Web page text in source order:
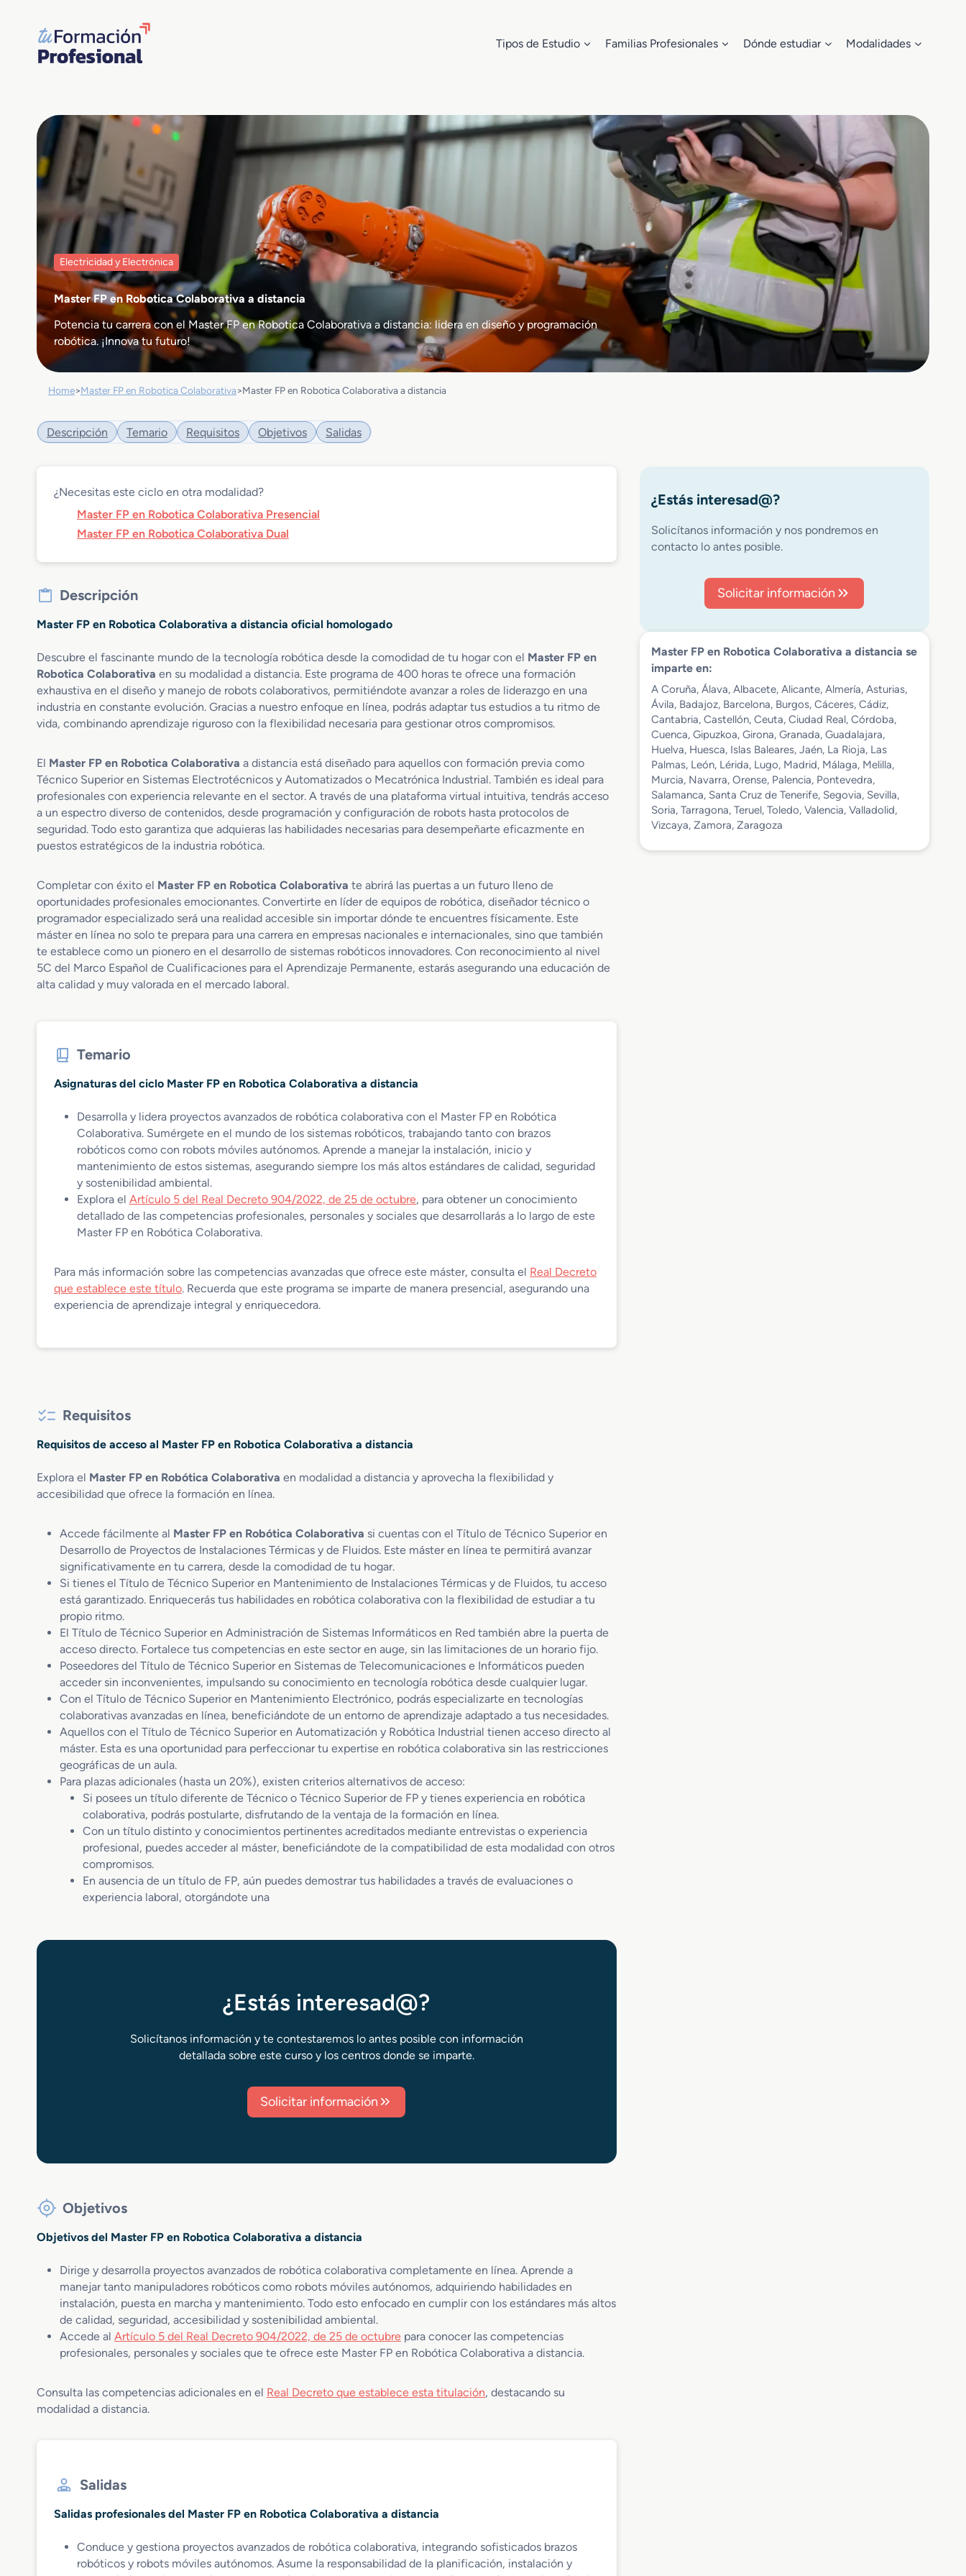
contenido
Tipos de Estudio Familias Profesionales Dónde estudiar Modalidades
Electricidad y Electrónica
Master FP en Robotica Colaborativa a distancia
Potencia tu carrera con el Master FP en Robotica Colaborativa a distancia: lidera en diseño y programación
robótica. ¡Innova tu futuro!
Home>Master FP en Robotica Colaborativa>Master FP en Robotica Colaborativa a distancia
Descripción Temario Requisitos Objetivos Salidas
¿Necesitas este ciclo en otra modalidad?
Master FP en Robotica Colaborativa Presencial
Master FP en Robotica Colaborativa Dual
Descripción
Master FP en Robotica Colaborativa a distancia oficial homologado
Descubre el fascinante mundo de la tecnología robótica desde la comodidad de tu hogar con el Master FP en
Robotica Colaborativa en su modalidad a distancia. Este programa de 400 horas te ofrece una formación
exhaustiva en el diseño y manejo de robots colaborativos, permitiéndote avanzar a roles de liderazgo en una
industria en constante evolución. Gracias a nuestro enfoque en línea, podrás adaptar tus estudios a tu ritmo de
vida, combinando aprendizaje riguroso con la flexibilidad necesaria para gestionar otros compromisos.
El Master FP en Robotica Colaborativa a distancia está diseñado para aquellos con formación previa como
Técnico Superior en Sistemas Electrotécnicos y Automatizados o Mecatrónica Industrial. También es ideal para
profesionales con experiencia relevante en el sector. A través de una plataforma virtual intuitiva, tendrás acceso
a un espectro diverso de contenidos, desde programación y configuración de robots hasta protocolos de
seguridad. Todo esto garantiza que adquieras las habilidades necesarias para desempeñarte eficazmente en
puestos estratégicos de la industria robótica.
Completar con éxito el Master FP en Robotica Colaborativa te abrirá las puertas a un futuro lleno de
oportunidades profesionales emocionantes. Convertirte en líder de equipos de robótica, diseñador técnico o
programador especializado será una realidad accesible sin importar dónde te encuentres físicamente. Este
máster en línea no solo te prepara para una carrera en empresas nacionales e internacionales, sino que también
te establece como un pionero en el desarrollo de sistemas robóticos innovadores. Con reconocimiento al nivel
5C del Marco Español de Cualificaciones para el Aprendizaje Permanente, estarás asegurando una educación de
alta calidad y muy valorada en el mercado laboral.
Temario
Asignaturas del ciclo Master FP en Robotica Colaborativa a distancia
Desarrolla y lidera proyectos avanzados de robótica colaborativa con el Master FP en Robótica
Colaborativa. Sumérgete en el mundo de los sistemas robóticos, trabajando tanto con brazos
robóticos como con robots móviles autónomos. Aprende a manejar la instalación, inicio y
mantenimiento de estos sistemas, asegurando siempre los más altos estándares de calidad, seguridad
y sostenibilidad ambiental.
Explora el Artículo 5 del Real Decreto 904/2022, de 25 de octubre, para obtener un conocimiento
detallado de las competencias profesionales, personales y sociales que desarrollarás a lo largo de este
Master FP en Robótica Colaborativa.
Para más información sobre las competencias avanzadas que ofrece este máster, consulta el Real Decreto
que establece este título. Recuerda que este programa se imparte de manera presencial, asegurando una
experiencia de aprendizaje integral y enriquecedora.
Requisitos
Requisitos de acceso al Master FP en Robotica Colaborativa a distancia
Explora el Master FP en Robótica Colaborativa en modalidad a distancia y aprovecha la flexibilidad y
accesibilidad que ofrece la formación en línea.
Accede fácilmente al Master FP en Robótica Colaborativa si cuentas con el Título de Técnico Superior en
Desarrollo de Proyectos de Instalaciones Térmicas y de Fluidos. Este máster en línea te permitirá avanzar
significativamente en tu carrera, desde la comodidad de tu hogar.
Si tienes el Título de Técnico Superior en Mantenimiento de Instalaciones Térmicas y de Fluidos, tu acceso
está garantizado. Enriquecerás tus habilidades en robótica colaborativa con la flexibilidad de estudiar a tu
propio ritmo.
El Título de Técnico Superior en Administración de Sistemas Informáticos en Red también abre la puerta de
acceso directo. Fortalece tus competencias en este sector en auge, sin las limitaciones de un horario fijo.
Poseedores del Título de Técnico Superior en Sistemas de Telecomunicaciones e Informáticos pueden
acceder sin inconvenientes, impulsando su conocimiento en tecnología robótica desde cualquier lugar.
Con el Título de Técnico Superior en Mantenimiento Electrónico, podrás especializarte en tecnologías
colaborativas avanzadas en línea, beneficiándote de un entorno de aprendizaje adaptado a tus necesidades.
Aquellos con el Título de Técnico Superior en Automatización y Robótica Industrial tienen acceso directo al
máster. Esta es una oportunidad para perfeccionar tu expertise en robótica colaborativa sin las restricciones
geográficas de un aula.
Para plazas adicionales (hasta un 20%), existen criterios alternativos de acceso:
Si posees un título diferente de Técnico o Técnico Superior de FP y tienes experiencia en robótica
colaborativa, podrás postularte, disfrutando de la ventaja de la formación en línea.
Con un título distinto y conocimientos pertinentes acreditados mediante entrevistas o experiencia
profesional, puedes acceder al máster, beneficiándote de la compatibilidad de esta modalidad con otros
compromisos.
En ausencia de un título de FP, aún puedes demostrar tus habilidades a través de evaluaciones o
experiencia laboral, otorgándote una
¿Estás interesad@?
Solicítanos información y te contestaremos lo antes posible con información
detallada sobre este curso y los centros donde se imparte.
Solicitar información
Objetivos
Objetivos del Master FP en Robotica Colaborativa a distancia
Dirige y desarrolla proyectos avanzados de robótica colaborativa completamente en línea. Aprende a
manejar tanto manipuladores robóticos como robots móviles autónomos, adquiriendo habilidades en
instalación, puesta en marcha y mantenimiento. Todo esto enfocado en cumplir con los estándares más altos
de calidad, seguridad, accesibilidad y sostenibilidad ambiental.
Accede al Artículo 5 del Real Decreto 904/2022, de 25 de octubre para conocer las competencias
profesionales, personales y sociales que te ofrece este Master FP en Robótica Colaborativa a distancia.
Consulta las competencias adicionales en el Real Decreto que establece esta titulación, destacando su
modalidad a distancia.
Salidas
Salidas profesionales del Master FP en Robotica Colaborativa a distancia
Conduce y gestiona proyectos avanzados de robótica colaborativa, integrando sofisticados brazos
robóticos y robots móviles autónomos. Asume la responsabilidad de la planificación, instalación y
¿Estás interesad@?
Solicítanos información y nos pondremos en
contacto lo antes posible.
Solicitar información
Master FP en Robotica Colaborativa a distancia se
imparte en:
A Coruña, Álava, Albacete, Alicante, Almería, Asturias,
Ávila, Badajoz, Barcelona, Burgos, Cáceres, Cádiz,
Cantabria, Castellón, Ceuta, Ciudad Real, Córdoba,
Cuenca, Gipuzkoa, Girona, Granada, Guadalajara,
Huelva, Huesca, Islas Baleares, Jaén, La Rioja, Las
Palmas, León, Lérida, Lugo, Madrid, Málaga, Melilla,
Murcia, Navarra, Orense, Palencia, Pontevedra,
Salamanca, Santa Cruz de Tenerife, Segovia, Sevilla,
Soria, Tarragona, Teruel, Toledo, Valencia, Valladolid,
Vizcaya, Zamora, Zaragoza